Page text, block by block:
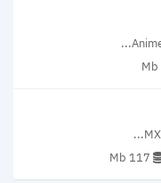
117 Mb